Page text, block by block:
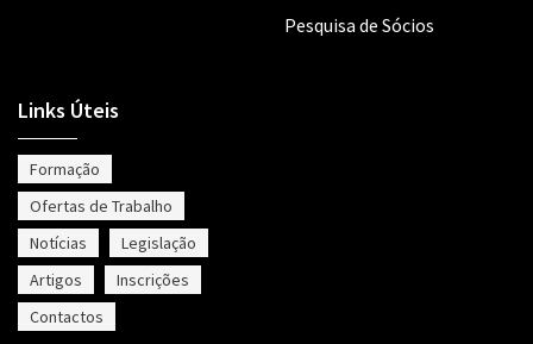
Pesquisa de Sócios
Links Úteis
Formação
Ofertas de Trabalho
Notícias
Legislação
Artigos
Inscrições
Contactos